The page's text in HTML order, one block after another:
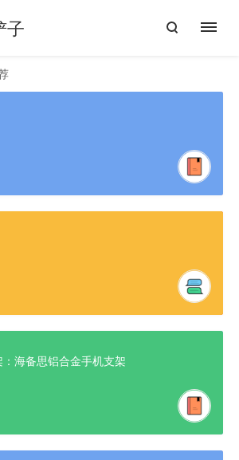
子
海备思铝合金手机支架